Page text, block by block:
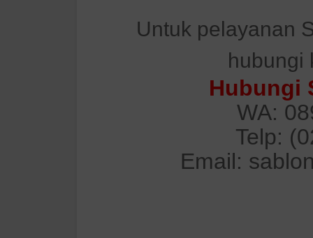
Untuk pelayanan
hubungi
Hubungi
WA:
Telp:
Email: